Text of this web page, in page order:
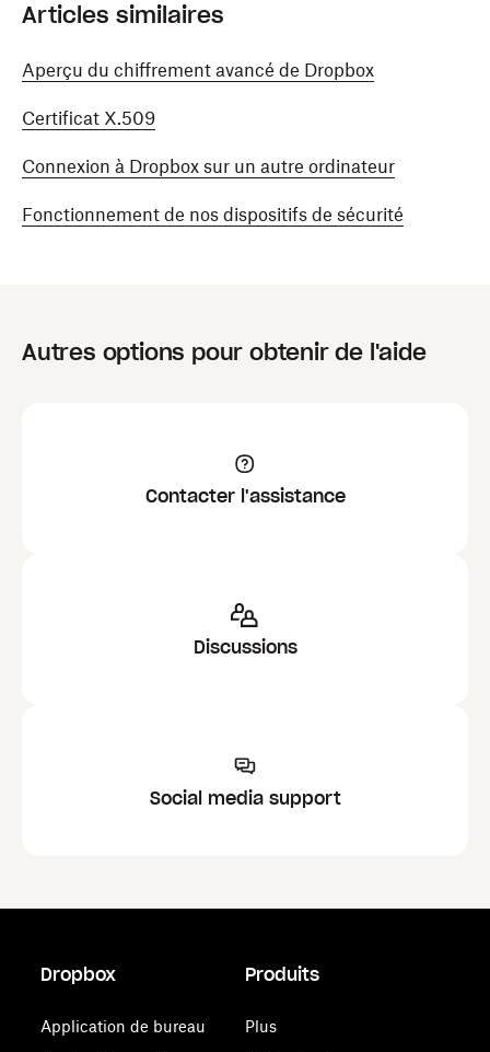
Articles similaires
Aperçu du chiffrement avancé de Dropbox
Certificat X.509
Connexion à Dropbox sur un autre ordinateur
Fonctionnement de nos dispositifs de sécurité
Autres options pour obtenir de l'aide
Contacter l'assistance
Discussions
Social media support
Dropbox
Application de bureau
Produits
Plus